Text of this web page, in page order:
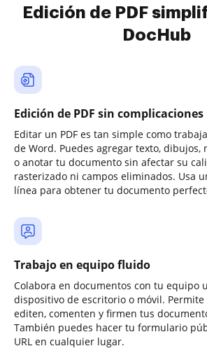
Edición de PDF
DocHub
Edición de PDF sin complicaciones
Editar un PDF es tan simple como
de Word. Puedes agregar texto, dibujos,
o anotar tu documento sin afectar su
rasterizado ni campos eliminados. Usa
línea para obtener tu documento
Trabajo en equipo fluido
Colabora en documentos con tu equipo
dispositivo de escritorio o móvil. Permite
editen, comenten y firmen tus
También puedes hacer tu formulario
URL en cualquier lugar.